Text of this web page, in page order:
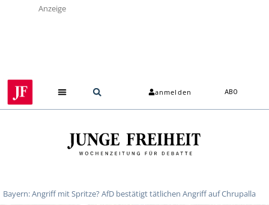
Anzeige
anmelden ABO
Bayern: Angriff mit Spritze? AfD bestätigt tätlichen Angriff auf Chrupalla